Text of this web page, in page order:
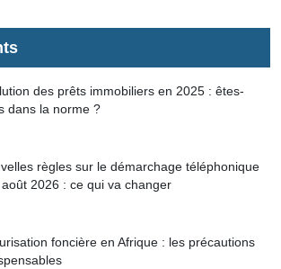
des prêts immobiliers en 2025 : êtes-
dans la norme ?
règles sur le démarchage téléphonique
2026 : ce qui va changer
foncière en Afrique : les précautions